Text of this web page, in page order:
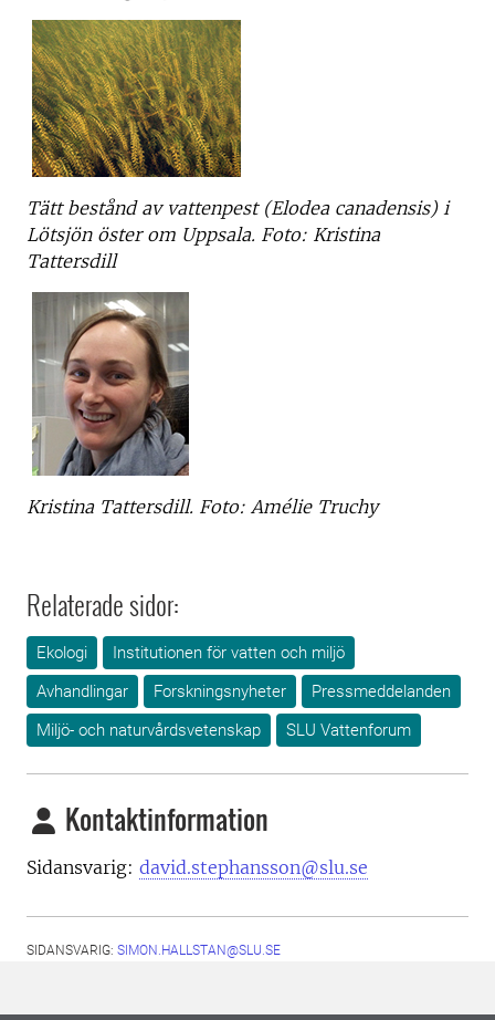
Tätt bestånd av vattenpest (Elodea canadensis) i
Lötsjön öster om Uppsala. Foto: Kristina
Tattersdill
Kristina Tattersdill. Foto: Amélie Truchy
Relaterade sidor:
Ekologi
Institutionen för vatten och miljö
Avhandlingar
Forskningsnyheter
Pressmeddelanden
Miljö- och naturvårdsvetenskap
SLU Vattenforum
Kontaktinformation
Sidansvarig: david.stephansson@slu.se
SIDANSVARIG: SIMON.HALLSTAN@SLU.SE